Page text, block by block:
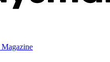
Magazine